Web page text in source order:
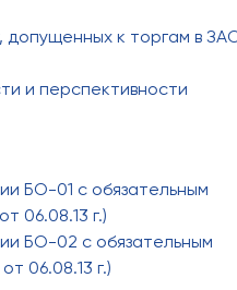
допущенных к торгам в
и перспективности
БО-01 с обязательным
06.08.13 г.)
БО-02 с обязательным
06.08.13 г.)